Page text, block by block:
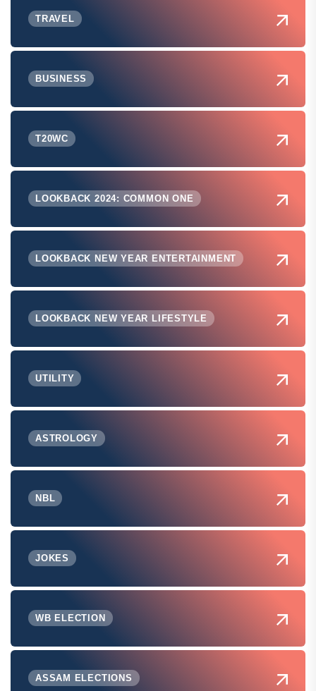
TRAVEL
BUSINESS
T20WC
LOOKBACK 2024: COMMON ONE
LOOKBACK NEW YEAR ENTERTAINMENT
LOOKBACK NEW YEAR LIFESTYLE
UTILITY
ASTROLOGY
NBL
JOKES
WB ELECTION
ASSAM ELECTIONS